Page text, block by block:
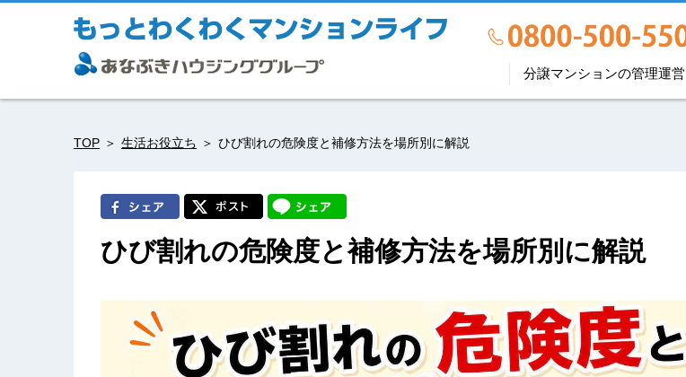
分譲マンションの管理運営
TOP 生活お役立ち ひび割れの危険度と補修方法を場所別に解説
ひび割れの危険度と補修方法を場所別に解説